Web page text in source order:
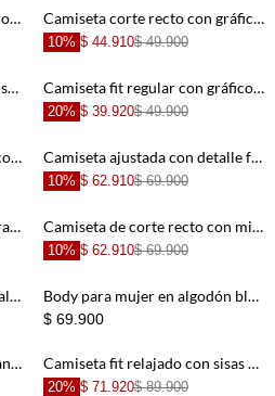
+ +
+ +
+ +
+ +
+
Camiseta gráfica corte recto con marco de olas en algodón blanco para mujer
+
Camiseta corte recto con gráfico en algodón blanco para mujer
10% $ 44.910$ 49.900
+
Camiseta regular fit con print sardinas en algodón beige claro para mujer
+
Camiseta fit regular con gráfico al pecho en algodón beige para mujer
20% $ 39.920$ 49.900
Camiseta fit regular con gráfico Matcha Mood Club de algodón blanco para mujer Camiseta ajustada con detalle frontal en algodón rojo para mujer
10% $ 62.910$ 69.900
Camiseta ajustada con bandera en algodón blanco para mujer Camiseta de corte recto con mini perrito al pecho en algodón blanco para mujer
10% $ 62.910$ 69.900
Body camiseta para mujer en algodón beige fit ceñido acanalado Body para mujer en algodón blanco fit ajustado con canalé
$ 69.900
Body ajustado con textura acanalada en algodón amarillo pastel para mujer Camiseta fit relajado con sisas profundas de algodón blanco hueso para mujer
20% $ 71.920$ 89.900